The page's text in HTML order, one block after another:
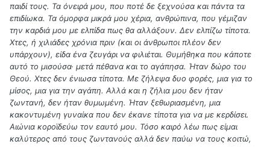
παιδί τους. Τα όνειρά μου, που ποτέ δε ξεχνούσα και πάντα τα
επιδίωκα. Τα όμορφα μικρά μου χέρια, ανθρώπινα, που γέμιζαν
την καρδιά μου με ελπίδα πως θα αλλάξουν. Δεν ελπίζω τίποτα.
Χτες, ή χιλιάδες χρόνια πριν (και οι άνθρωποι πλέον δεν
υπάρχουν), είδα ένα ζευγάρι να φιλιέται. Θυμήθηκα που κάποτε
αυτό το μισούσα· μετά πέθανα και το αγάπησα. Ήταν δώρο του
Θεού. Χτες δεν ένιωσα τίποτα. Με ζήλεψα δυο φορές, μια για το
μίσος, μια για την αγάπη. Αλλά και η ζήλια μου δεν ήταν
ζωντανή, δεν ήταν θυμωμένη. Ήταν ξεθωριασμένη, μια
κακοντυμένη γυναίκα που δεν έκανε τίποτα για να με κερδίσει.
Αιώνια κοροϊδεύω τον εαυτό μου. Τόσο καιρό λέω πως είμαι
καλύτερος από τους ζωντανούς αλλά δεν παύω να τους κοιτώ,